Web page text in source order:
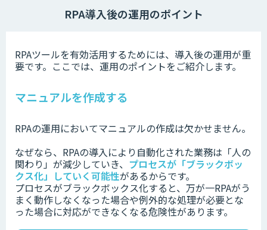
RPA導入後の運用のポイント
RPAツールを有効活用するためには、導入後の運用が重
要です。 ここでは、運用のポイントをご紹介します。
マニュアルを作成する
RPAの運用においてマニュアルの作成は欠かせません。
なぜなら、RPAの導入により自動化された業務は「人の
関わり」が減少していき、 プロセスが「ブラックボッ
クス化」していく可能性があるからです。
プロセスがブラックボックス化すると、万が一RPAがう
まく動作しなくなった場合や例外的な処理が必要とな
った場合に対応ができなくなる危険性があります。